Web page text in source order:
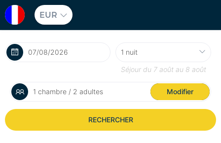
EUR
Séjour du 7 août au 8 août
1 chambre / 2 adultes Modifier